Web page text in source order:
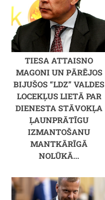
TIESA ATTAISNO
MAGONI UN PĀRĒJOS
BIJUŠOS “LDZ” VALDES
LOCEKĻUS LIETĀ PAR
DIENESTA STĀVOKĻA
ĻAUNPRĀTĪGU
IZMANTOŠANU
MANTKĀRĪGĀ
NOLŪKĀ...